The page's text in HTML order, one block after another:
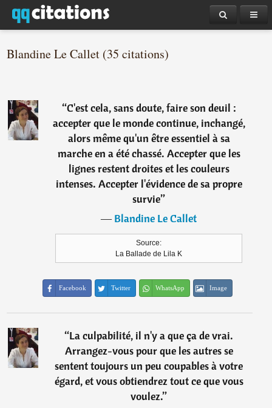
Blandine Le Callet (35 citations)
“C'est cela, sans doute, faire son deuil :
accepter que le monde continue, inchangé,
alors même qu'un être essentiel à sa
marche en a été chassé. Accepter que les
lignes restent droites et les couleurs
intenses. Accepter l'évidence de sa propre
survie”
―Blandine Le Callet
Source:
La Ballade de Lila K
Facebook Twitter WhatsApp Image
“La culpabilité, il n'y a que ça de vrai.
Arrangez-vous pour que les autres se
sentent toujours un peu coupables à votre
égard, et vous obtiendrez tout ce que vous
voulez.”